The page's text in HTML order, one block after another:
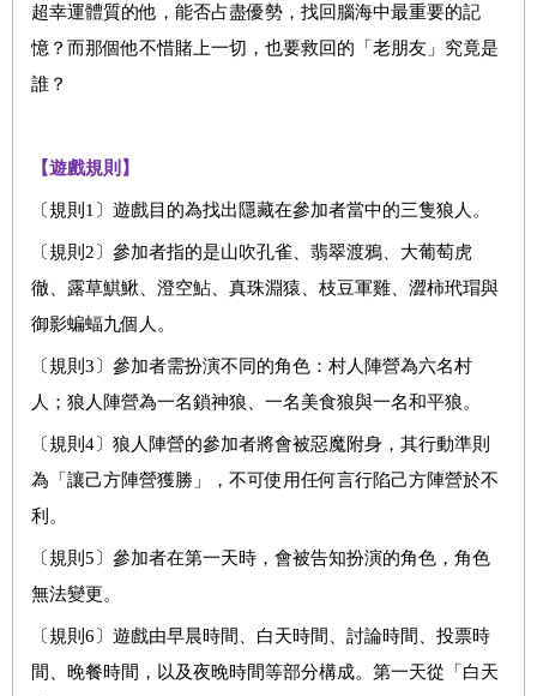
超幸運體質的他，能否占盡優勢，找回腦海中最重要的記
憶？而那個他不惜賭上一切，也要救回的「老朋友」究竟是
誰？
【遊戲規則】
〔規則1〕遊戲目的為找出隱藏在參加者當中的三隻狼人。
〔規則2〕參加者指的是山吹孔雀、翡翠渡鴉、大葡萄虎
徹、露草鯕鰍、澄空鮎、真珠淵猿、枝豆軍雞、澀柿玳瑁與
御影蝙蝠九個人。
〔規則3〕參加者需扮演不同的角色：村人陣營為六名村
人；狼人陣營為一名鎖神狼、一名美食狼與一名和平狼。
〔規則4〕狼人陣營的參加者將會被惡魔附身，其行動準則
為「讓己方陣營獲勝」，不可使用任何言行陷己方陣營於不
利。
〔規則5〕參加者在第一天時，會被告知扮演的角色，角色
無法變更。
〔規則6〕遊戲由早晨時間、白天時間、討論時間、投票時
間、晚餐時間，以及夜晚時間等部分構成。第一天從「白天